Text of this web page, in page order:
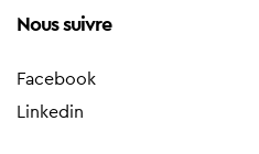
Nous suivre
Facebook
Linkedin